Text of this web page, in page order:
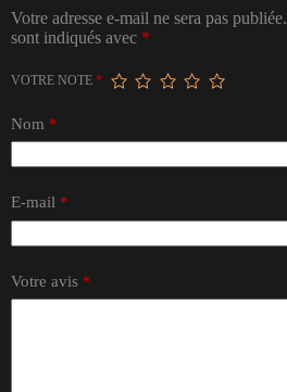
Votre adresse e-mail ne sera pas publiée.
sont indiqués avec *
VOTRE NOTE *
Nom *
E-mail *
Votre avis *